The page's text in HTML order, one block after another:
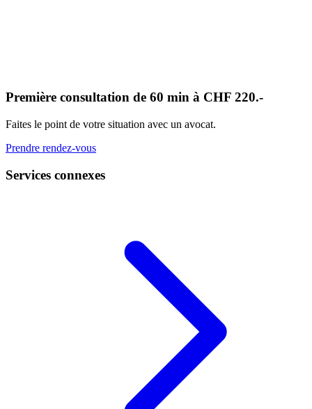
Première consultation de 60 min à CHF 220.-
Faites le point de votre situation avec un avocat.
Prendre rendez-vous
Services connexes